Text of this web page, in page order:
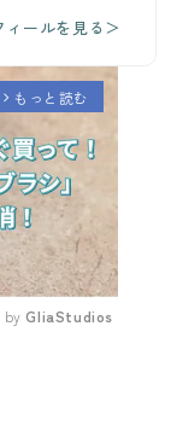
ールを見る＞
arrow_forward_ios もっと読む
by GliaStudios